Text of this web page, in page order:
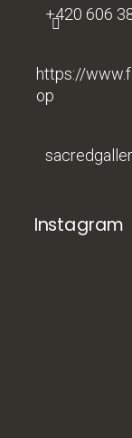
+420 606
https://
op
Instagram